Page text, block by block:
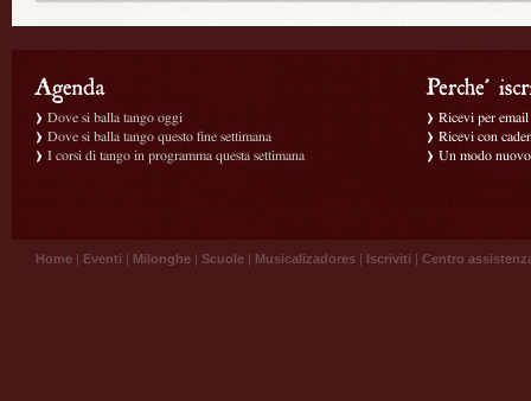
Dove si balla tango oggi
Dove si balla tango questo fine settimana
I corsi di tango in programma questa settimana
Ricevi per
Ricevi con
Un modo
Home | Eventi | Milonghe | Scuole | Musicalizadores | Iscriviti | Centro